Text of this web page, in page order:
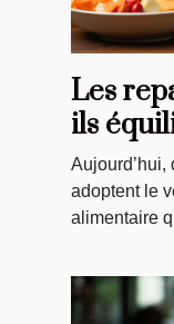
Les
ils
adoptent le
alimentaire